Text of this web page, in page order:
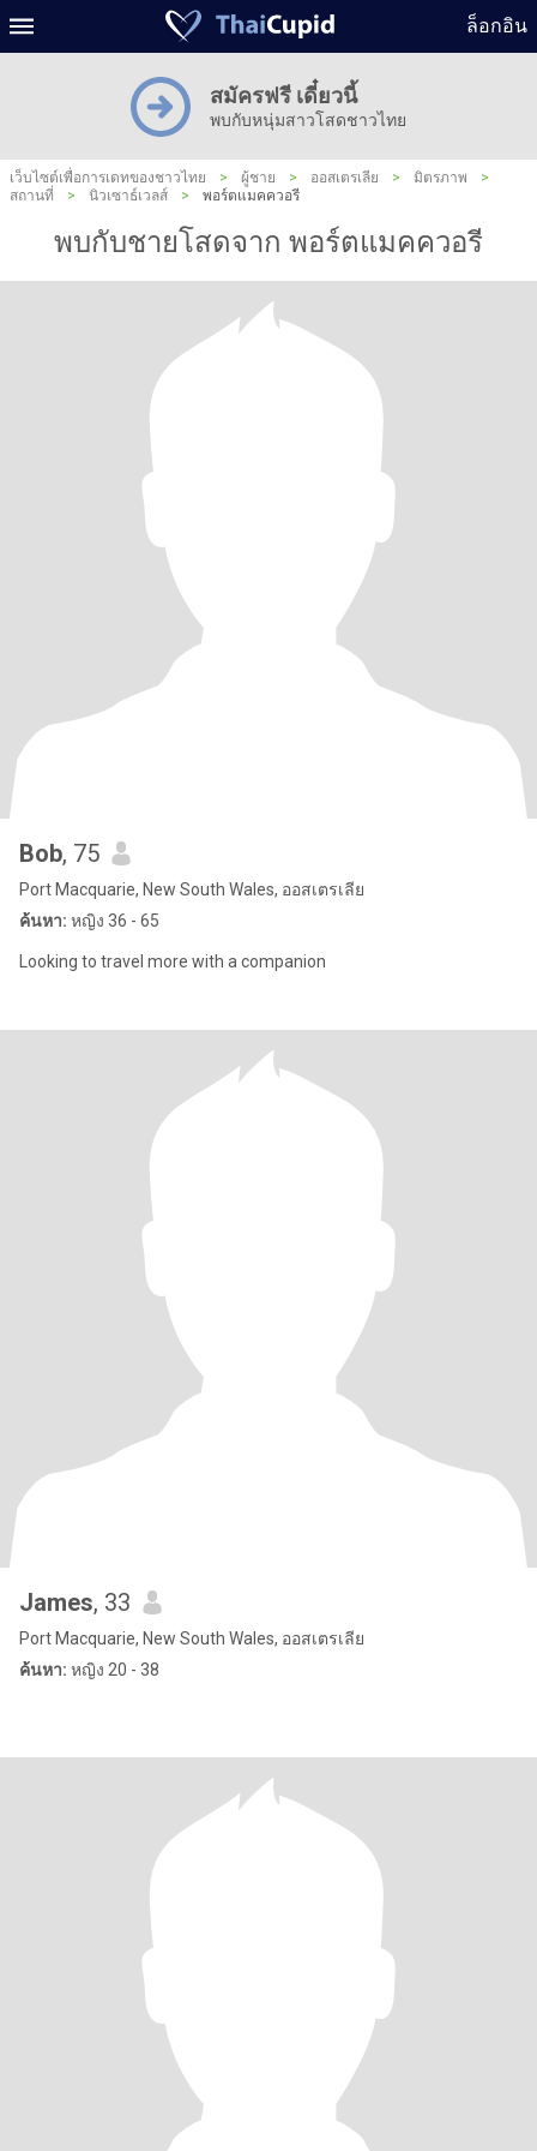
ล็อกอิน
สมัครฟรี เดี๋ยวนี้
พบกับหนุ่มสาวโสดชาวไทย
เว็บไซต์เพื่อการเดทของชาวไทย > ผู้ชาย > ออสเตรเลีย > มิตรภาพ
>
สถานที่
> นิวเซาธ์เวลส์ > พอร์ตแมคควอรี
พบกับชายโสดจาก พอร์ตแมคควอรี
Bob, 75
Port Macquarie, New South Wales, ออสเตรเลีย
ค้นหา: หญิง 36 - 65
Looking to travel more with a companion
James, 33
Port Macquarie, New South Wales, ออสเตรเลีย
ค้นหา: หญิง 20 - 38